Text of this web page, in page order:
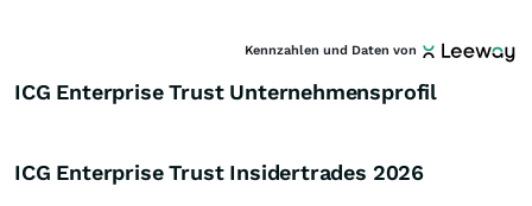
Kennzahlen und Daten von
ICG Enterprise Trust Unternehmensprofil
ICG Enterprise Trust Insidertrades 2026